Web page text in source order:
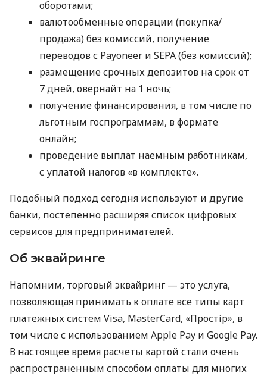
оборотами;
валютообменные операции (покупка/
продажа) без комиссий, получение
переводов с Payoneer и SEPA (без комиссий);
размещение срочных депозитов на срок от
7 дней, овернайт на 1 ночь;
получение финансирования, в том числе по
льготным госпрограммам, в формате
онлайн;
проведение выплат наемным работникам,
с уплатой налогов «в комплекте».
Подобный подход сегодня используют и другие
банки, постепенно расширяя список цифровых
сервисов для предпринимателей.
Об эквайринге
Напомним, торговый эквайринг — это услуга,
позволяющая принимать к оплате все типы карт
платежных систем Visa, MasterCard, «Простір», в
том числе с использованием Apple Pay и Google Pay.
В настоящее время расчеты картой стали очень
распространенным способом оплаты для многих